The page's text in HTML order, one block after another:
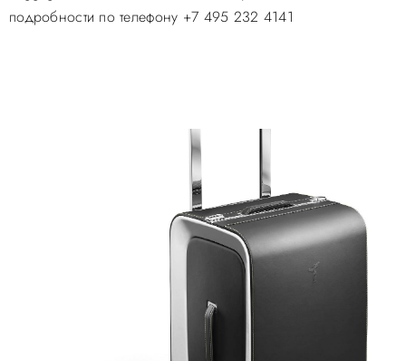
подробности по телефону +7 495 232 4141